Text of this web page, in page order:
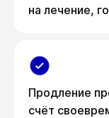
на лечение,
Продление
счёт